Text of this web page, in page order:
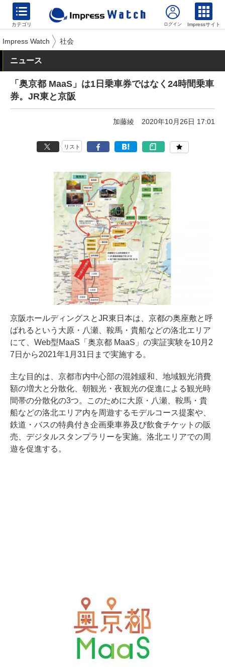
カテゴリ Impressサイト
Impress Watch 社会
ニュース
「奥京都 MaaS」は1日乗車券ではなく24時間乗車
券。JR東と京阪
加藤綾 2020年10月26日 17:01
リスト
京阪ホールディングスとJR東日本は、京都の奥座敷と呼
ばれるという大原・八瀬、鞍馬・貴船などの洛北エリア
にて、Web型MaaS「奥京都 MaaS」の実証実験を10月2
7日から2021年1月31日まで実施する。
主な目的は、京都市内中心部の混雑緩和、地域観光消費
額の増大と分散化、朝観光・夜観光の促進による観光時
間帯の分散化の3つ。このために大原・八瀬、鞍馬・貴
船などの洛北エリア内を周遊するモデルコース提案や、
鉄道・バスの特典付き企画乗車券及び飲食チケットの販
売、デジタルスタンプラリーを実施。洛北エリアでの周
遊を促進する。